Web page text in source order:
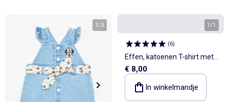
1/3 1/1
(6)
Effen, katoenen T-shirt met
Nirvana-print
€ 8,00
In winkelmandje